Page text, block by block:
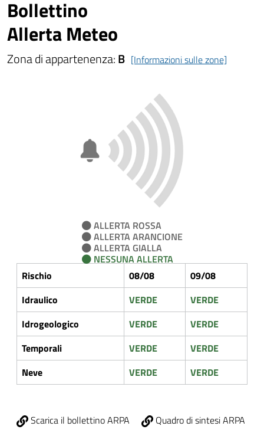
Bollettino
Allerta Meteo
Zona di appartenenza:B [Informazioni sulle zone]
ALLERTA ROSSA
ALLERTA ARANCIONE
ALLERTA GIALLA
NESSUNA ALLERTA
Rischio
08/08
09/08
Idraulico
VERDE
VERDE
Idrogeologico
VERDE
VERDE
Temporali
VERDE
VERDE
Neve
VERDE VERDE
Scarica il bollettino ARPA Quadro di sintesi ARPA